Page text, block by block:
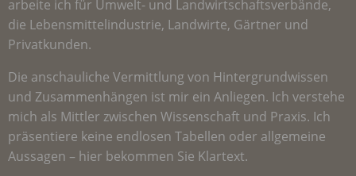
arbeite ich für Umwelt- und Landwirtschaftsverbände,
die Lebensmittelindustrie, Landwirte, Gärtner und
Privatkunden.
Die anschauliche Vermittlung von Hintergrundwissen
und Zusammenhängen ist mir ein Anliegen. Ich verstehe
mich als Mittler zwischen Wissenschaft und Praxis. Ich
präsentiere keine endlosen Tabellen oder allgemeine
Aussagen – hier bekommen Sie Klartext.